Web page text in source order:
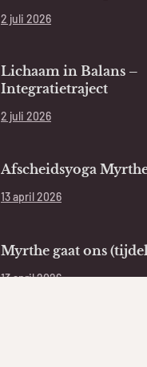
2 juli 2026
Lichaam in Balans –
Integratietraject
2 juli 2026
Afscheidsyoga
13 april 2026
Myrthe gaat ons
13 april 2026